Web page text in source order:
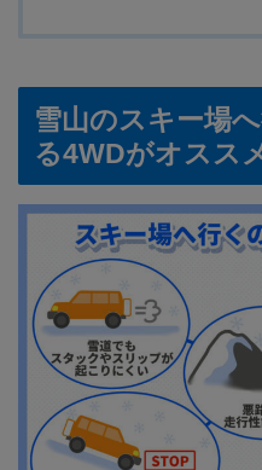
雪山のスキー場
る4WDがオスス